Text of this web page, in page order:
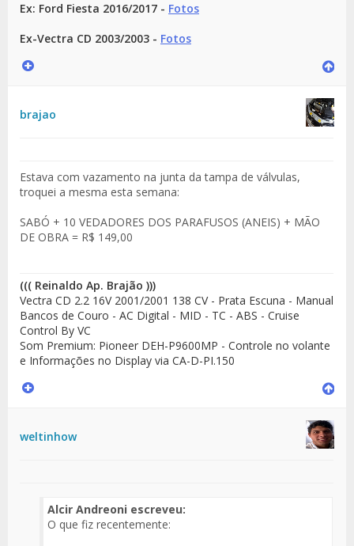
Ex: Ford Fiesta 2016/2017 - Fotos
Ex-Vectra CD 2003/2003 - Fotos
brajao
Estava com vazamento na junta da tampa de válvulas,
troquei a mesma esta semana:
SABÓ + 10 VEDADORES DOS PARAFUSOS (ANEIS) + MÃO
DE OBRA = R$ 149,00
((( Reinaldo Ap. Brajão )))
Vectra CD 2.2 16V 2001/2001 138 CV - Prata Escuna - Manual
Bancos de Couro - AC Digital - MID - TC - ABS - Cruise
Control By VC
Som Premium: Pioneer DEH-P9600MP - Controle no volante
e Informações no Display via CA-D-PI.150
weltinhow
Alcir Andreoni escreveu:
O que fiz recentemente: